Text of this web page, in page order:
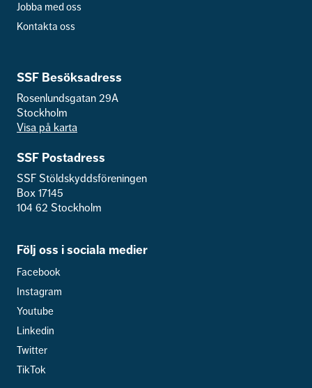
Jobba med oss
Kontakta oss
SSF Besöksadress
Rosenlundsgatan 29A
Stockholm
Visa på karta
SSF Postadress
SSF Stöldskyddsföreningen
Box 17145
104 62 Stockholm
Följ oss i sociala medier
Facebook
Instagram
Youtube
Linkedin
Twitter
TikTok